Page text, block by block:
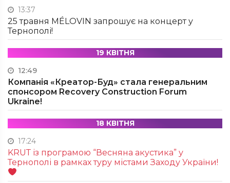
13:37
25 травня MÉLOVIN запрошує на концерт у
Тернополі!
19 КВІТНЯ
12:49
Компанія «Креатор-Буд» стала генеральним
спонсором Recovery Construction Forum
Ukraine!
18 КВІТНЯ
17:24
KRUТ із програмою “Весняна акустика” у
Тернополі в рамках туру містами Заходу України!